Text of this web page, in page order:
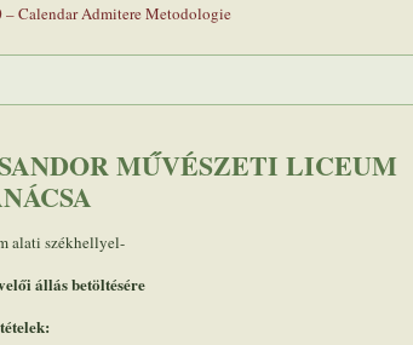
Calendar Admitere Metodologie
MŰVÉSZETI LICEUM
alati székhellyel-
állás betöltésére
: